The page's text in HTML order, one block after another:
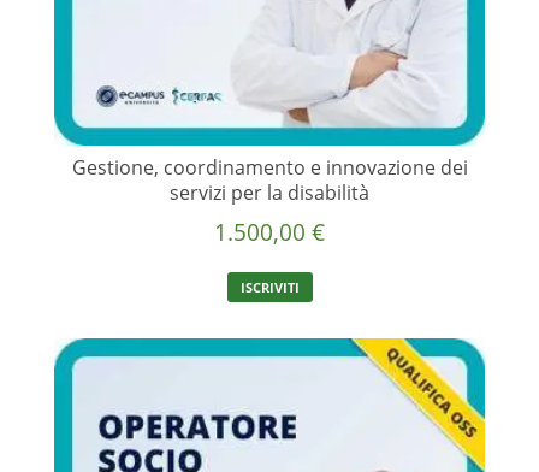
Gestione, coordinamento e innovazione dei
servizi per la disabilità
1.500,00 €
ISCRIVITI